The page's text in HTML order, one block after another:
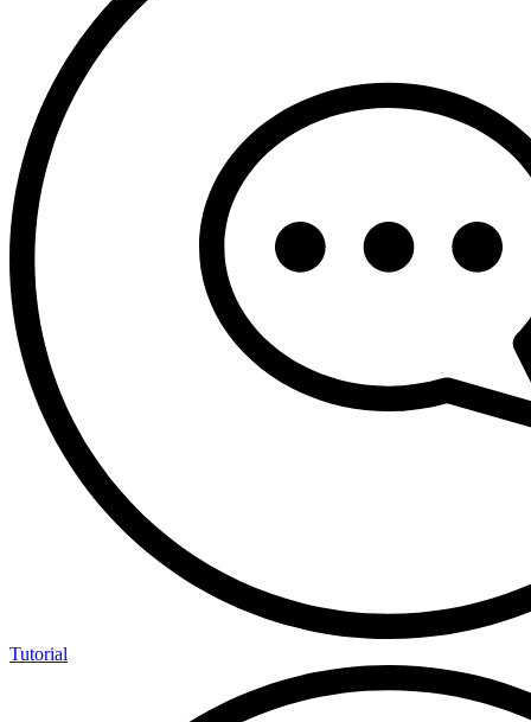
Tutorial